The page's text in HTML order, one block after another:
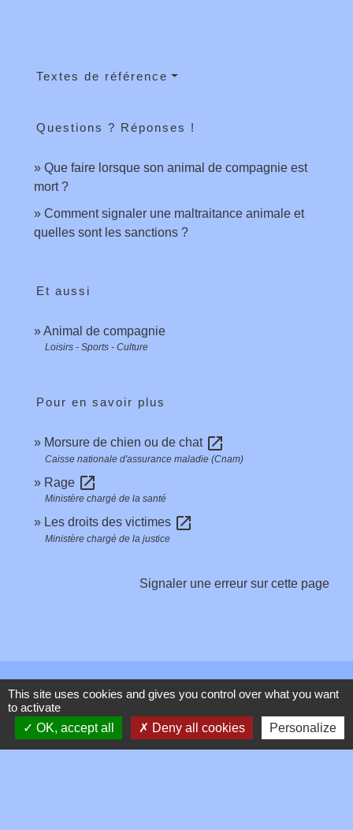
Textes de référence
Questions ? Réponses !
Que faire lorsque son animal de compagnie est
mort ?
Comment signaler une maltraitance animale et
quelles sont les sanctions ?
Et aussi
Animal de compagnie
Loisirs - Sports - Culture
Pour en savoir plus
Morsure de chien ou de chat open_in_new
Caisse nationale d'assurance maladie (Cnam)
Rage open_in_new
Ministère chargé de la santé
Les droits des victimes open_in_new
Ministère chargé de la justice
Signaler une erreur sur cette page
Contacts
Commune de Toussieux
346, Route du Morbier
01600 Toussieux - FRANCE
This site uses cookies and gives you control over what you want
to activate
OK, accept all
Deny all cookies Personalize